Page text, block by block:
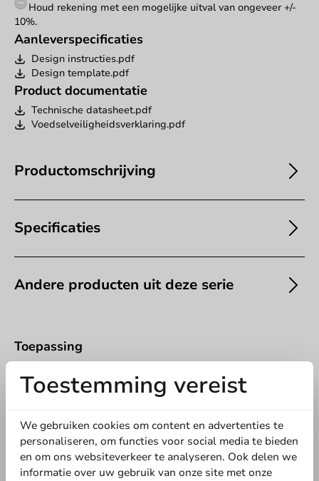
Houd rekening met een mogelijke uitval van ongeveer +/-
10%.
Aanleverspecificaties
Design instructies.pdf
Design template.pdf
Product documentatie
Technische datasheet.pdf
Voedselveiligheidsverklaring.pdf
Productomschrijving
Specificaties
Andere producten uit deze serie
Titel
Locatie
Toepassing
Warme dranken
0 Reviews
0 Reviews
Toestemming vereist
We gebruiken cookies om content en advertenties te
personaliseren, om functies voor social media te bieden
en om ons websiteverkeer te analyseren. Ook delen we
informatie over uw gebruik van onze site met onze